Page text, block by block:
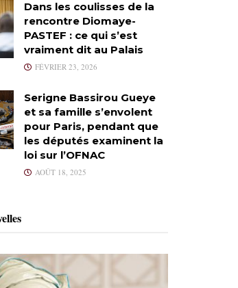
Dans les coulisses de la
rencontre Diomaye-
PASTEF : ce qui s’est
vraiment dit au Palais
FÉVRIER 23, 2026
Serigne Bassirou Gueye
et sa famille s’envolent
pour Paris, pendant que
les députés examinent la
loi sur l’OFNAC
AOÛT 18, 2025